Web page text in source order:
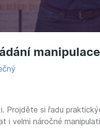
Projděte si řadu
i velmi náročné